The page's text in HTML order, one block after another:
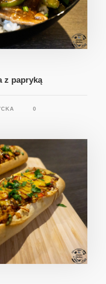
z papryką
0